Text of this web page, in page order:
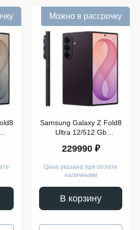
Можно в рассрочку
Samsung Galaxy Z Fold8
Ultra 12/512 Gb
229990 ₽
Цена указана при оплате
наличными
В корзину